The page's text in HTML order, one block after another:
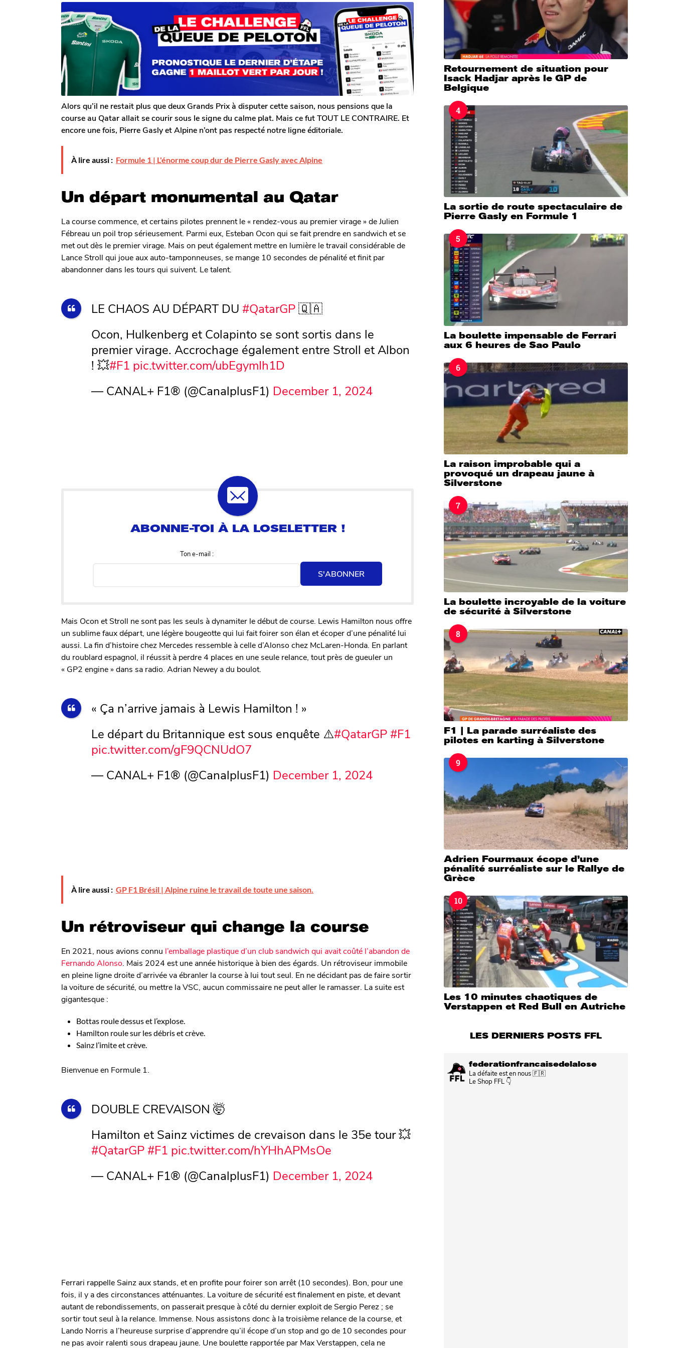
2
a
n
s
a
g
o
r
T
o
m
G
a
l
e
r
o
n
s
a
o
Alors qu’il ne restait plus que deux Grands Prix à disputer cette saison, nous pensions que la
course au Qatar allait se courir sous le signe du calme plat. Mais ce fut TOUT LE CONTRAIRE. Et
encore une fois, Pierre Gasly et Alpine n’ont pas respecté notre ligne éditoriale.
À lire aussi : Formule 1 | L'énorme coup dur de Pierre Gasly avec Alpine
Un départ monumental au Qatar
La course commence, et certains pilotes prennent le « rendez-vous au premier virage » de Julien
Fébreau un poil trop sérieusement. Parmi eux, Esteban Ocon qui se fait prendre en sandwich et se
met out dès le premier virage. Mais on peut également mettre en lumière le travail considérable de
Lance Stroll qui joue aux auto-tamponneuses, se mange 10 secondes de pénalité et finit par
abandonner dans les tours qui suivent. Le talent.
LE CHAOS AU DÉPART DU #QatarGP🇶🇦
Ocon, Hulkenberg et Colapinto se sont sortis dans le
premier virage. Accrochage également entre Stroll et Albon
! 💥#F1 pic.twitter.com/ubEgymIh1D
— CANAL+ F1® (@CanalplusF1) December 1, 2024
Ton e-mail :
S'ABONNER
Mais Ocon et Stroll ne sont pas les seuls à dynamiter le début de course. Lewis Hamilton nous offre
un sublime faux départ, une légère bougeotte qui lui fait foirer son élan et écoper d’une pénalité lui
aussi. La fin d’histoire chez Mercedes ressemble à celle d’Alonso chez McLaren-Honda. En parlant
du roublard espagnol, il réussit à perdre 4 places en une seule relance, tout près de gueuler un
« GP2 engine » dans sa radio. Adrian Newey a du boulot.
« Ça n’arrive jamais à Lewis Hamilton ! »
Le départ du Britannique est sous enquête ⚠️#QatarGP#F1
pic.twitter.com/gF9QCNUdO7
— CANAL+ F1® (@CanalplusF1) December 1, 2024
À lire aussi : GP F1 Brésil | Alpine ruine le travail de toute une saison.
Un rétroviseur qui change la course
En 2021, nous avions connu l’emballage plastique d’un club sandwich qui avait coûté l’abandon de
Fernando Alonso. Mais 2024 est une année historique à bien des égards. Un rétroviseur immobile
en pleine ligne droite d’arrivée va ébranler la course à lui tout seul. En ne décidant pas de faire sortir
la voiture de sécurité, ou mettre la VSC, aucun commissaire ne peut aller le ramasser. La suite est
gigantesque :
Bottas roule dessus et l’explose.
Hamilton roule sur les débris et crève.
Sainz l’imite et crève.
Bienvenue en Formule 1.
DOUBLE CREVAISON 🤯
Hamilton et Sainz victimes de crevaison dans le 35e tour 💥
#QatarGP#F1 pic.twitter.com/hYHhAPMsOe
— CANAL+ F1® (@CanalplusF1) December 1, 2024
Ferrari rappelle Sainz aux stands, et en profite pour foirer son arrêt (10 secondes). Bon, pour une
fois, il y a des circonstances atténuantes. La voiture de sécurité est finalement en piste, et devant
autant de rebondissements, on passerait presque à côté du dernier exploit de Sergio Perez ; se
sortir tout seul à la relance. Immense. Nous assistons donc à la troisième relance de la course, et
Lando Norris a l’heureuse surprise d’apprendre qu’il écope d’un stop and go de 10 secondes pour
ne pas avoir ralenti sous drapeau jaune. Une boulette rapportée par Max Verstappen, cela ne
Retournement de situation pour
Isack Hadjar après le GP de
Belgique
4
La sortie de route spectaculaire de
Pierre Gasly en Formule 1
5
La boulette impensable de Ferrari
aux 6 heures de Sao Paulo
6
La raison improbable qui a
provoqué un drapeau jaune à
Silverstone
7
La boulette incroyable de la voiture
de sécurité à Silverstone
8
F1 | La parade surréaliste des
pilotes en karting à Silverstone
9
Adrien Fourmaux écope d’une
pénalité surréaliste sur le Rallye de
Grèce
10
Les 10 minutes chaotiques de
Verstappen et Red Bull en Autriche
LES DERNIERS POSTS FFL
federationfrancaisedelalose
La défaite est en nous 🇫🇷
Le Shop FFL 👇